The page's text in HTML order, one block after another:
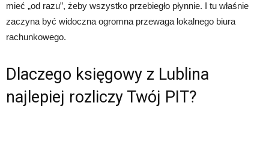
mieć „od razu”, żeby wszystko przebiegło płynnie. I tu właśnie
zaczyna być widoczna ogromna przewaga lokalnego biura
rachunkowego.
Dlaczego księgowy z Lublina
najlepiej rozliczy Twój PIT?